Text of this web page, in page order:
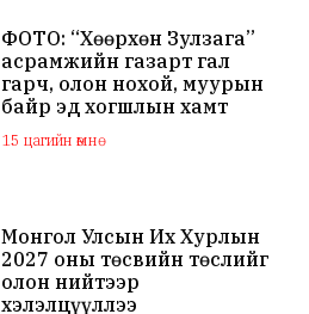
ФОТО: “Хөөрхөн Зулзага”
асрамжийн газарт гал
гарч, олон нохой, муурын
байр эд хогшлын хамт
шатжээ
15 цагийн өмнө
Монгол Улсын Их Хурлын
2027 оны төсвийн төслийг
олон нийтээр
хэлэлцүүллээ